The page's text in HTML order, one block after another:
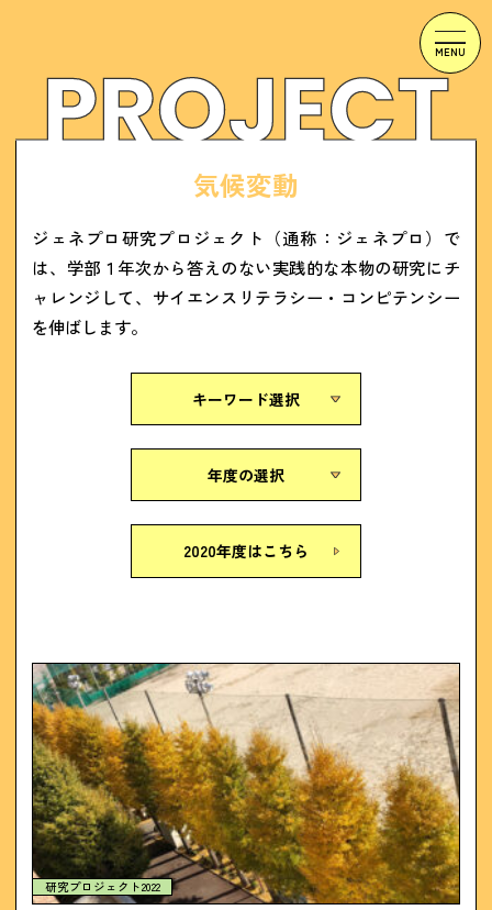
気候変動
ジェネプロ研究プロジェクト（通称：ジェネプロ）で
は、学部１年次から答えのない実践的な本物の研究にチ
ャレンジして、サイエンスリテラシー・コンピテンシー
を伸ばします。
キーワード選択
年度の選択
2020年度はこちら
研究プロジェクト2022